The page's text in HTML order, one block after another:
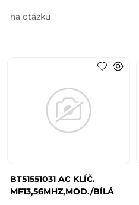
na otázku
BT51551031 AC KLÍČ.
MF13,56MHZ,MOD./BÍLÁ